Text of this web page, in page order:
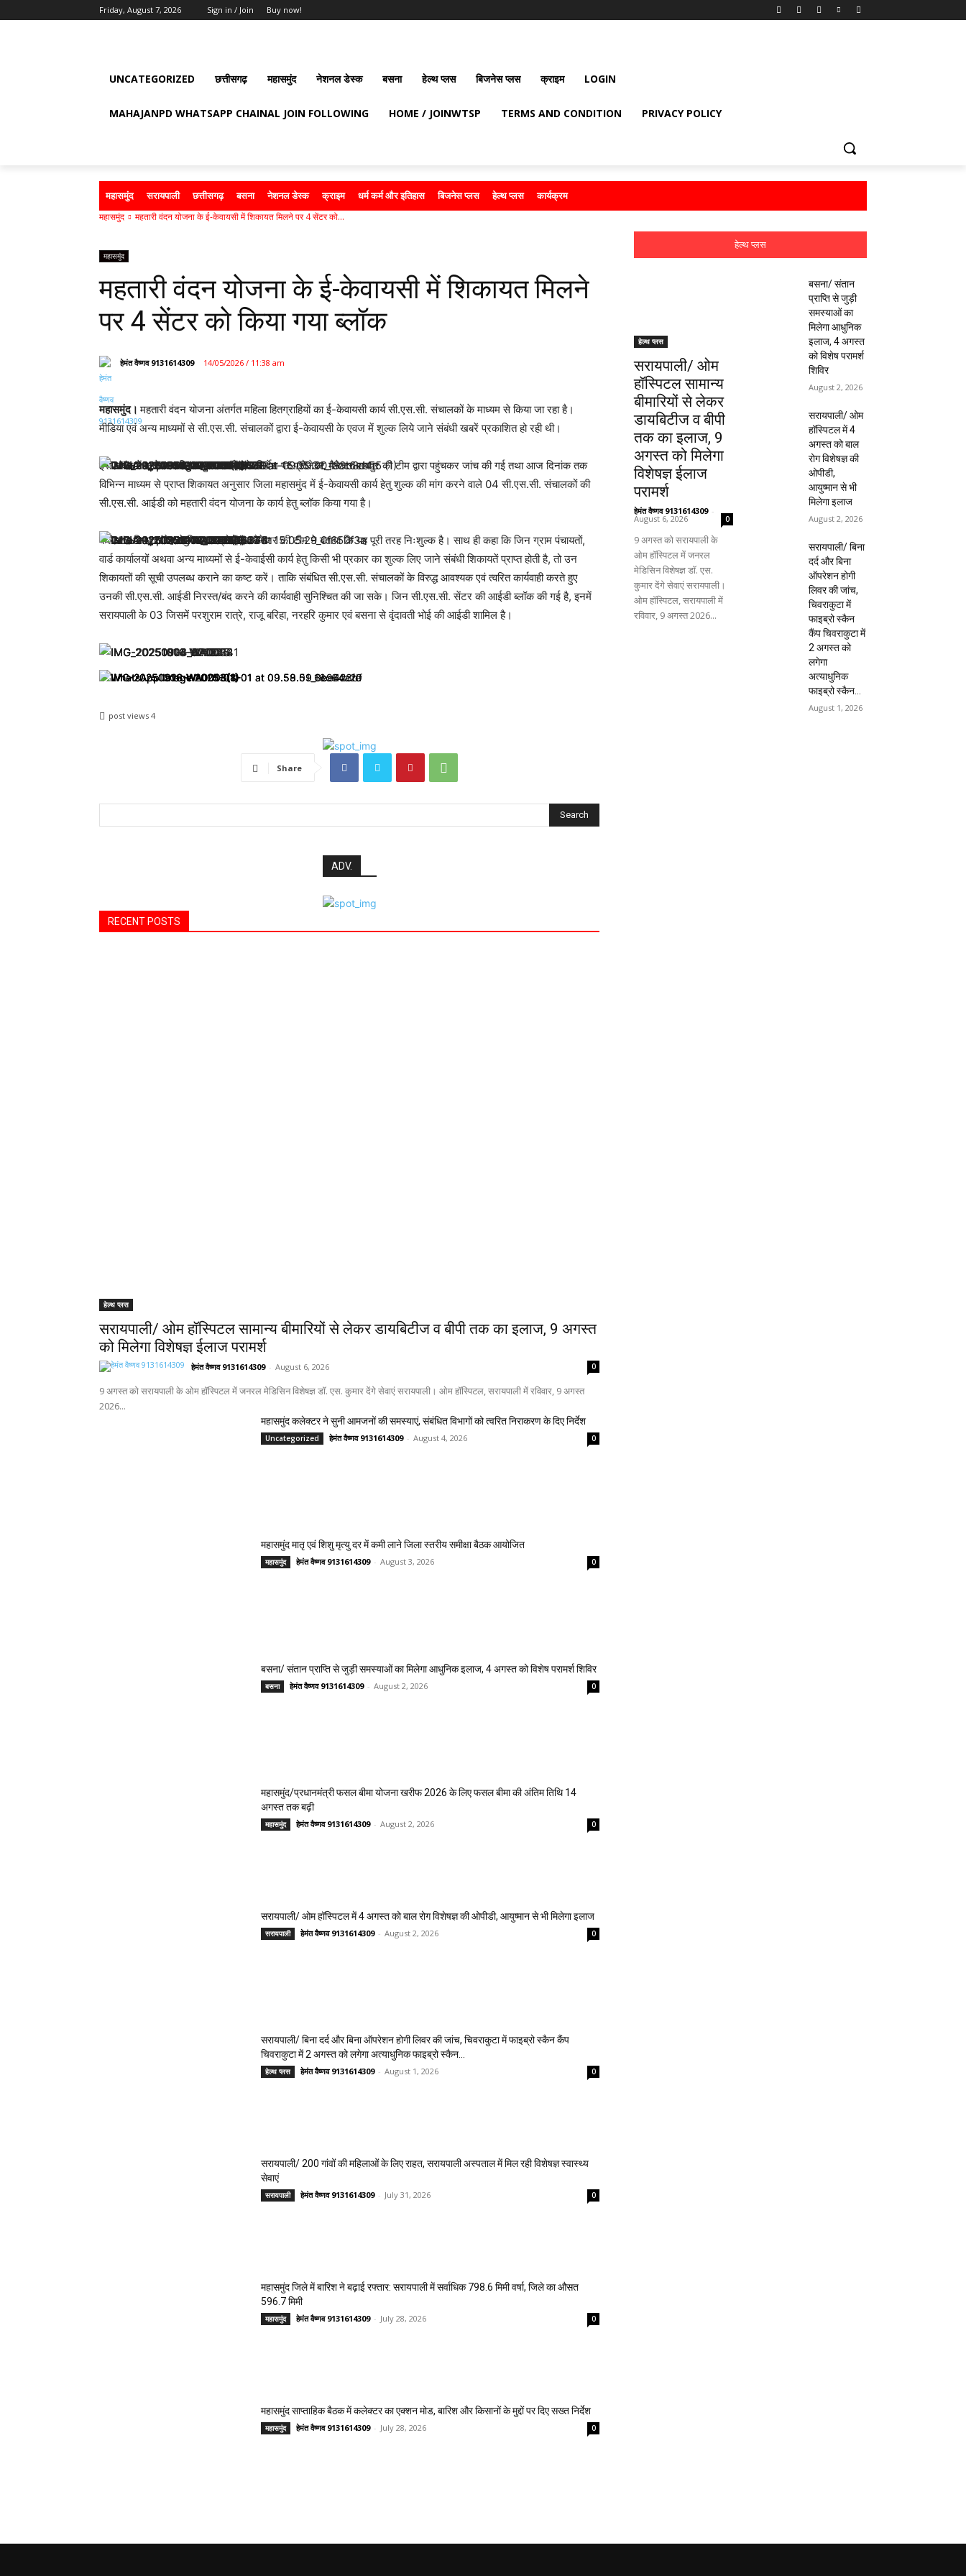
Friday, August 7, 2026 Sign in / Join Buy now!
UNCATEGORIZED छत्तीसगढ़ महासमुंद नेशनल डेस्क बसना हेल्थ प्लस बिजनेस प्लस क्राइम LOGIN
MAHAJANPD WHATSAPP CHAINAL JOIN FOLLOWING HOME / JOINWTSP TERMS AND CONDITION PRIVACY POLICY
महासमुंद सरायपाली छत्तीसगढ़ बसना नेशनल डेस्क क्राइम धर्म कर्म और इतिहास बिजनेस प्लस हेल्थ प्लस कार्यक्रम
महासमुंद महतारी वंदन योजना के ई-केवायसी में शिकायत मिलने पर 4 सेंटर को...
महासमुंद
महतारी वंदन योजना के ई-केवायसी में शिकायत मिलने
पर 4 सेंटर को किया गया ब्लॉक
हेमंत वैष्णव 9131614309 14/05/2026 / 11:38 am
महासमुंद।महतारी वंदन योजना अंतर्गत महिला हितग्राहियों का ई-केवायसी कार्य सी.एस.सी. संचालकों के माध्यम से किया जा रहा है।
मीडिया एवं अन्य माध्यमों से सी.एस.सी. संचालकों द्वारा ई-केवायसी के एवज में शुल्क लिये जाने संबंधी खबरें प्रकाशित हो रही थी।
इस संबंध में कलेक्टर विनय कुमार लंगेह के निर्देश पर प्रोजेक्ट मैनेजर रायपुर की टीम द्वारा पहुंचकर जांच की गई तथा आज दिनांक तक
विभिन्न माध्यम से प्राप्त शिकायत अनुसार जिला महासमुंद में ई-केवायसी कार्य हेतु शुल्क की मांग करने वाले 04 सी.एस.सी. संचालकों की
सी.एस.सी. आईडी को महतारी वंदन योजना के कार्य हेतु ब्लॉक किया गया है।
कलेक्टर विनय लंगेह से मिलकर प्रोजेक्ट मैनेजर की टीम ने बताया कि यह पूरी तरह निःशुल्क है। साथ ही कहा कि जिन ग्राम पंचायतों,
वार्ड कार्यालयों अथवा अन्य माध्यमों से ई-केवाईसी कार्य हेतु किसी भी प्रकार का शुल्क लिए जाने संबंधी शिकायतें प्राप्त होती है, तो उन
शिकायतों की सूची उपलब्ध कराने का कष्ट करें। ताकि संबंधित सी.एस.सी. संचालकों के विरुद्ध आवश्यक एवं त्वरित कार्यवाही करते हुए
उनकी सी.एस.सी. आईडी निरस्त/बंद करने की कार्यवाही सुनिश्चित की जा सके। जिन सी.एस.सी. सेंटर की आईडी ब्लॉक की गई है, इनमें
सरायपाली के 03 जिसमें परशुराम रात्रे, राजू बरिहा, नरहरि कुमार एवं बसना से वृंदावती भोई की आईडी शामिल है।
post views 4
Share
Search
ADV.
RECENT POSTS
हेल्थ प्लस
सरायपाली/ ओम हॉस्पिटल सामान्य बीमारियों से लेकर डायबिटीज व बीपी तक का इलाज, 9 अगस्त
को मिलेगा विशेषज्ञ ईलाज परामर्श
हेमंत वैष्णव 9131614309 - August 6, 2026 0
9 अगस्त को सरायपाली के ओम हॉस्पिटल में जनरल मेडिसिन विशेषज्ञ डॉ. एस. कुमार देंगे सेवाएं सरायपाली। ओम हॉस्पिटल, सरायपाली में रविवार, 9 अगस्त
2026...
महासमुंद कलेक्टर ने सुनी आमजनों की समस्याएं, संबंधित विभागों को त्वरित निराकरण के दिए निर्देश
Uncategorized हेमंत वैष्णव 9131614309 - August 4, 2026 0
महासमुंद मातृ एवं शिशु मृत्यु दर में कमी लाने जिला स्तरीय समीक्षा बैठक आयोजित
महासमुंद हेमंत वैष्णव 9131614309 - August 3, 2026 0
बसना/ संतान प्राप्ति से जुड़ी समस्याओं का मिलेगा आधुनिक इलाज, 4 अगस्त को विशेष परामर्श शिविर
बसना हेमंत वैष्णव 9131614309 - August 2, 2026 0
महासमुंद/प्रधानमंत्री फसल बीमा योजना खरीफ 2026 के लिए फसल बीमा की अंतिम तिथि 14
अगस्त तक बढ़ी
महासमुंद हेमंत वैष्णव 9131614309 - August 2, 2026 0
सरायपाली/ ओम हॉस्पिटल में 4 अगस्त को बाल रोग विशेषज्ञ की ओपीडी, आयुष्मान से भी मिलेगा इलाज
सरायपाली हेमंत वैष्णव 9131614309 - August 2, 2026 0
सरायपाली/ बिना दर्द और बिना ऑपरेशन होगी लिवर की जांच, चिवराकुटा में फाइब्रो स्कैन कैंप
चिवराकुटा में 2 अगस्त को लगेगा अत्याधुनिक फाइब्रो स्कैन...
हेल्थ प्लस हेमंत वैष्णव 9131614309 - August 1, 2026 0
सरायपाली/ 200 गांवों की महिलाओं के लिए राहत, सरायपाली अस्पताल में मिल रही विशेषज्ञ स्वास्थ्य
सेवाएं
सरायपाली हेमंत वैष्णव 9131614309 - July 31, 2026 0
महासमुंद जिले में बारिश ने बढ़ाई रफ्तार: सरायपाली में सर्वाधिक 798.6 मिमी वर्षा, जिले का औसत
596.7 मिमी
महासमुंद हेमंत वैष्णव 9131614309 - July 28, 2026 0
महासमुंद साप्ताहिक बैठक में कलेक्टर का एक्शन मोड, बारिश और किसानों के मुद्दों पर दिए सख्त निर्देश
महासमुंद हेमंत वैष्णव 9131614309 - July 28, 2026 0
हेल्थ प्लस
हेल्थ प्लस
सरायपाली/ ओम
हॉस्पिटल सामान्य
बीमारियों से लेकर
डायबिटीज व बीपी
तक का इलाज, 9
अगस्त को मिलेगा
विशेषज्ञ ईलाज
परामर्श
हेमंत वैष्णव 9131614309 -
August 6, 2026 0
9 अगस्त को सरायपाली के
ओम हॉस्पिटल में जनरल
मेडिसिन विशेषज्ञ डॉ. एस.
कुमार देंगे सेवाएं सरायपाली।
ओम हॉस्पिटल, सरायपाली में
रविवार, 9 अगस्त 2026...
बसना/ संतान
प्राप्ति से जुड़ी
समस्याओं का
मिलेगा आधुनिक
इलाज, 4 अगस्त
को विशेष परामर्श
शिविर
August 2, 2026
सरायपाली/ ओम
हॉस्पिटल में 4
अगस्त को बाल
रोग विशेषज्ञ की
ओपीडी,
आयुष्मान से भी
मिलेगा इलाज
August 2, 2026
सरायपाली/ बिना
दर्द और बिना
ऑपरेशन होगी
लिवर की जांच,
चिवराकुटा में
फाइब्रो स्कैन
कैंप चिवराकुटा में
2 अगस्त को
लगेगा
अत्याधुनिक
फाइब्रो स्कैन...
August 1, 2026